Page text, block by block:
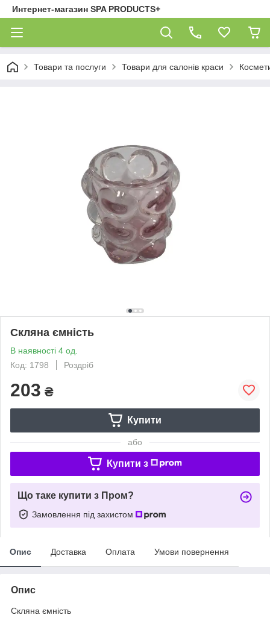
Интернет-магазин SPA PRODUCTS+
Товари та послуги Товари для салонів краси
Скляна ємність
В наявності 4 од.
Код: 1798
Роздріб
203 ₴
Купити
або
Купити з
Що таке купити з Пром?
Замовлення під захистом
Опис Доставка Оплата Умови повернення
Опис
Скляна ємність